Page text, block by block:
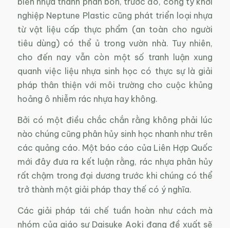
nghiệp Neptune Plastic cũng phát triển loại nhựa
từ vật liệu cấp thực phẩm (an toàn cho người
tiêu dùng) có thể ủ trong vườn nhà. Tuy nhiên,
cho đến nay vẫn còn một số tranh luận xung
quanh việc liệu nhựa sinh học có thực sự là giải
pháp thân thiện với môi trường cho cuộc khủng
hoảng ô nhiễm rác nhựa hay không.
Bởi có một điều chắc chắn rằng không phải lúc
nào chúng cũng phân hủy sinh học nhanh như trên
các quảng cáo. Một báo cáo của Liên Hợp Quốc
mới đây đưa ra kết luận rằng, rác nhựa phân hủy
rất chậm trong đại dương trước khi chúng có thể
trở thành một giải pháp thay thế có ý nghĩa.
Các giải pháp tái chế tuần hoàn như cách mà
nhóm của giáo sư Daisuke Aoki đang đề xuất sẽ